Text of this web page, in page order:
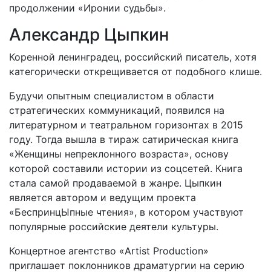
продолжении «Иронии судьбы».
Александр Цыпкин
Коренной ленинградец, российский писатель, хотя
категорически открещивается от подобного клише.
Будучи опытным специалистом в области
стратегических коммуникаций, появился на
литературном и театральном горизонтах в 2015
году. Тогда вышла в тираж сатирическая книга
«Женщины непреклонного возраста», основу
которой составили истории из соцсетей. Книга
стала самой продаваемой в жанре. Цыпкин
является автором и ведущим проекта
«БеспринцЫпные чтения», в котором участвуют
популярные российские деятели культуры.
Концертное агентство «Artist Production»
приглашает поклонников драматургии на серию